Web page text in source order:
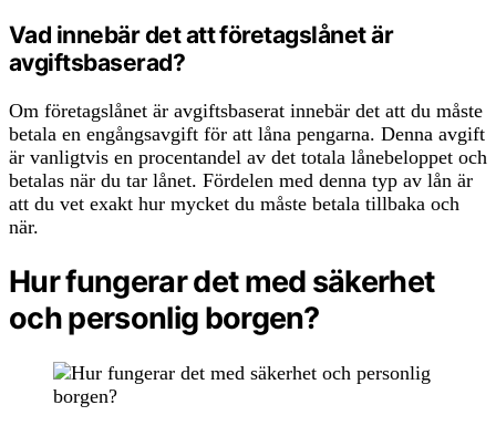
Vad innebär det att företagslånet är
avgiftsbaserad?
Om företagslånet är avgiftsbaserat innebär det att du måste
betala en engångsavgift för att låna pengarna. Denna avgift
är vanligtvis en procentandel av det totala lånebeloppet och
betalas när du tar lånet. Fördelen med denna typ av lån är
att du vet exakt hur mycket du måste betala tillbaka och
när.
Hur fungerar det med säkerhet
och personlig borgen?